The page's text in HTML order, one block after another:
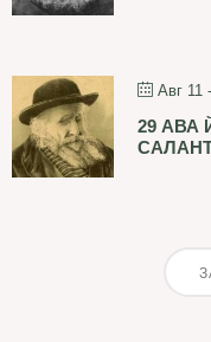
Авг 11
29 АВА